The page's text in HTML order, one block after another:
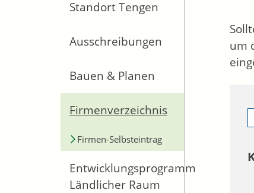
Standort Tengen
Ausschreibungen
Bauen & Planen
Firmenverzeichnis
Firmen-Selbsteintrag
Entwicklungsprogramm
Ländlicher Raum
um